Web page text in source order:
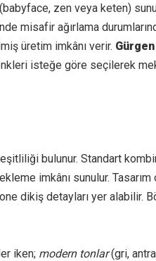
zen veya keten)
misafir ağırlama
üretim imkânı verir.
isteğe göre seçilerek
bulunur. Standart
imkânı sunulur.
dikiş detayları yer alabilir.
iken; modern tonlar(gri,